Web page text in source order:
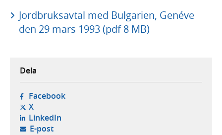
Jordbruksavtal med Bulgarien, Genéve
den 29 mars 1993 (pdf 8 MB)
Dela
Facebook- öppnas i ny flik, extern webbplats,
X- öppnas i ny flik, extern webbplats,
LinkedIn- öppnas i ny flik, extern webbplats,
E-post- öppnar din e-postklient,